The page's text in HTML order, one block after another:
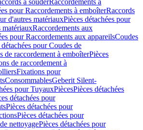
à souderRaccordements à
pour Raccordements à emboîterRaccords
d'autres matériauxPièces détachées pour
matériauxRaccordements aux
pour Raccordements aux appareilsCoudes
détachées pour Coudes de
de raccordement à emboîterPièces
de raccordement à
Fixations pour
ConsommablesGeberit Silent-
pour TuyauxPiècesPièces détachées
détachées pour
Pièces détachées pour
Pièces détachées pour
nettoyagePièces détachées pour